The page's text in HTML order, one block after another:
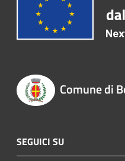
Comune di
SEGUICI SU